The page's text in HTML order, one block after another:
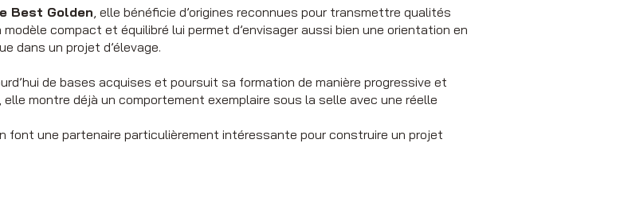
Best Golden, elle bénéficie d’origines reconnues pour transmettre qualités
compact et équilibré lui permet d’envisager aussi bien une orientation en
dans un projet d’élevage.
de bases acquises et poursuit sa formation de manière progressive et
montre déjà un comportement exemplaire sous la selle avec une réelle
une partenaire particulièrement intéressante pour construire un projet